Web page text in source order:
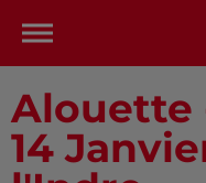
Alouette
14